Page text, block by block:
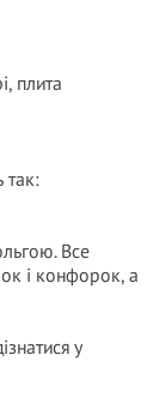
плита
так:
Все
і конфорок, а
у